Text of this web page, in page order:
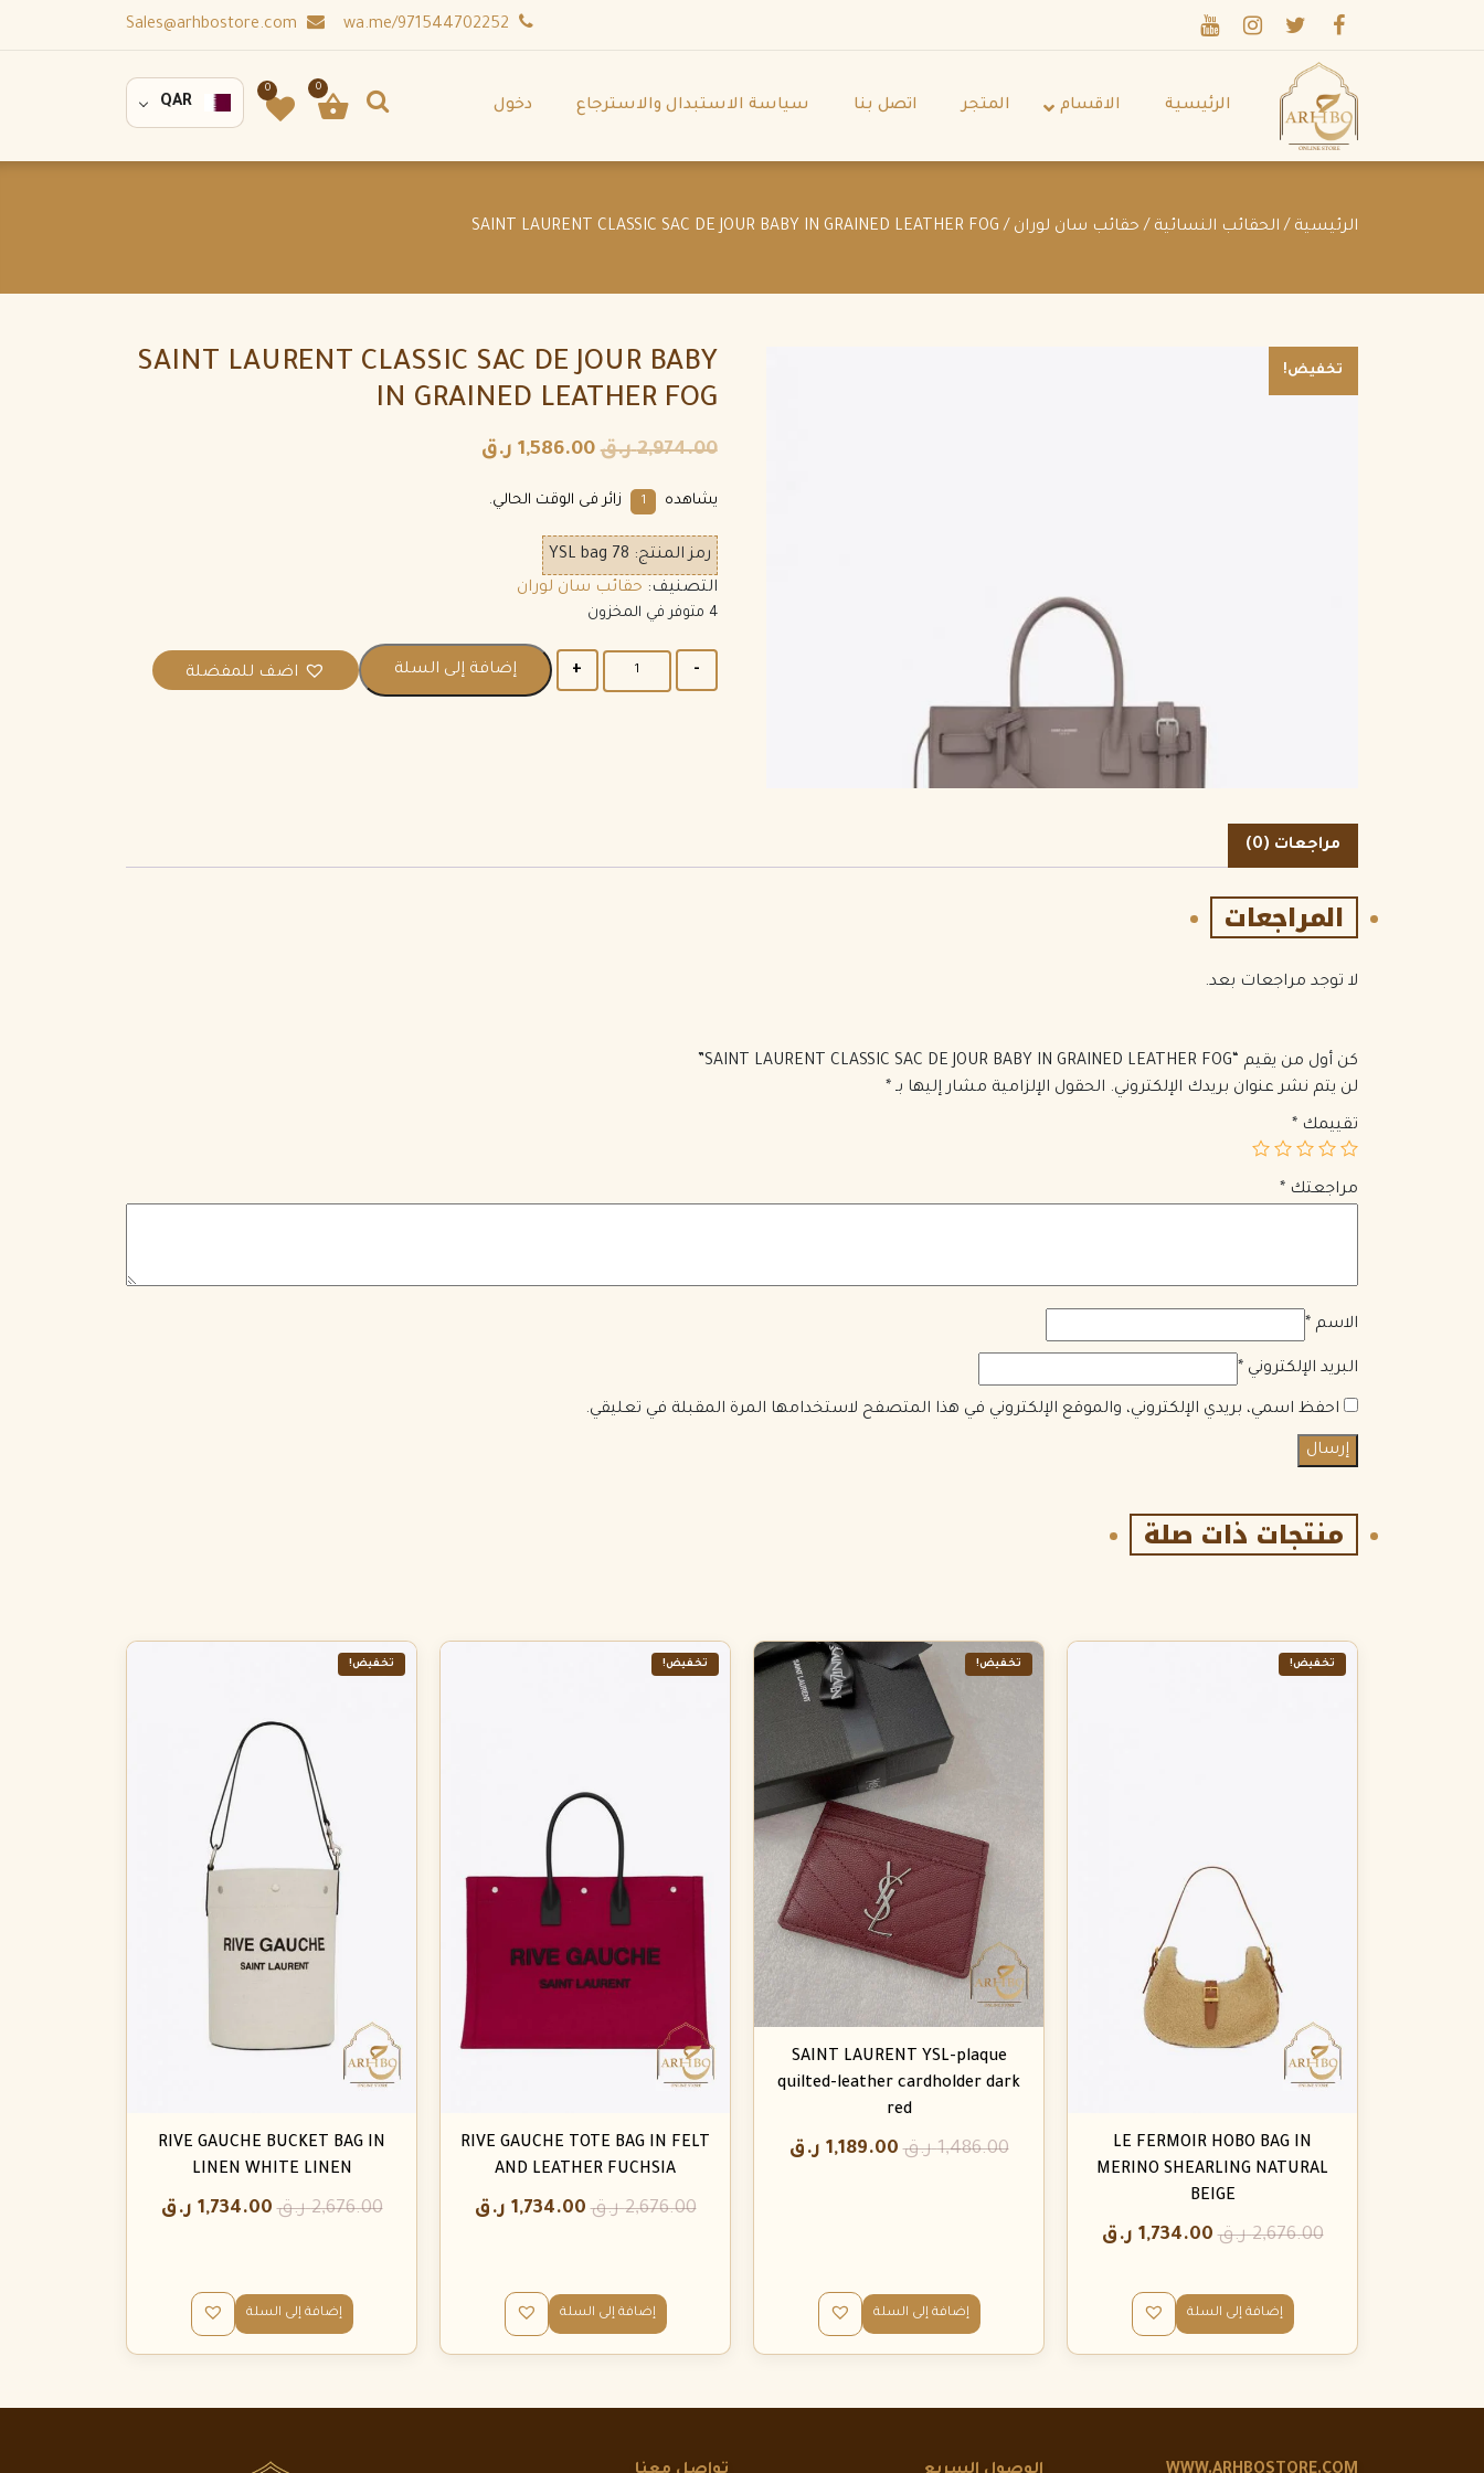
الرئيسية الاقسام المتجر اتصل بنا سياسة الاستبدال والاسترجاع دخول
0
0
QAR
الرئيسية / الحقائب النسائية / حقائب سان لوران / SAINT LAURENT CLASSIC SAC DE JOUR BABY IN GRAINED LEATHER FOG
تخفيض!
SAINT LAURENT CLASSIC SAC DE JOUR BABY
IN GRAINED LEATHER FOG
2,974.00 ر.ق 1,586.00 ر.ق
يشاهده 1 زائر فى الوقت الحالي.
رمز المنتج: YSL bag 78
التصنيف: حقائب سان لوران
4 متوفر في المخزون
إضافة إلى السلة اضف للمفضلة
مراجعات (0)
المراجعات
لا توجد مراجعات بعد.
كن أول من يقيم “SAINT LAURENT CLASSIC SAC DE JOUR BABY IN GRAINED LEATHER FOG”
لن يتم نشر عنوان بريدك الإلكتروني. الحقول الإلزامية مشار إليها بـ *
تقييمك *
مراجعتك *
الاسم *
البريد الإلكتروني *
احفظ اسمي، بريدي الإلكتروني، والموقع الإلكتروني في هذا المتصفح لاستخدامها المرة المقبلة في تعليقي.
منتجات ذات صلة
تخفيض!
LE FERMOIR HOBO BAG IN
MERINO SHEARLING NATURAL
BEIGE
2,676.00 ر.ق 1,734.00 ر.ق
إضافة إلى السلة
تخفيض!
SAINT LAURENT YSL-plaque
quilted-leather cardholder dark
red
1,486.00 ر.ق 1,189.00 ر.ق
إضافة إلى السلة
تخفيض!
RIVE GAUCHE TOTE BAG IN FELT
AND LEATHER FUCHSIA
2,676.00 ر.ق 1,734.00 ر.ق
إضافة إلى السلة
تخفيض!
RIVE GAUCHE BUCKET BAG IN
LINEN WHITE LINEN
2,676.00 ر.ق 1,734.00 ر.ق
إضافة إلى السلة